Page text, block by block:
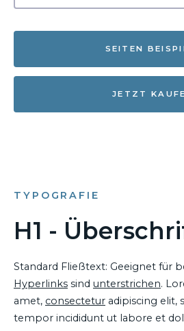
SEITEN
JETZT
TYPOGRAFIE
H1 -
Standard Fließtext: Geeignet für
Hyperlinks sind unterstrichen.
amet, consectetur adipiscing elit,
tempor incididunt ut labore et